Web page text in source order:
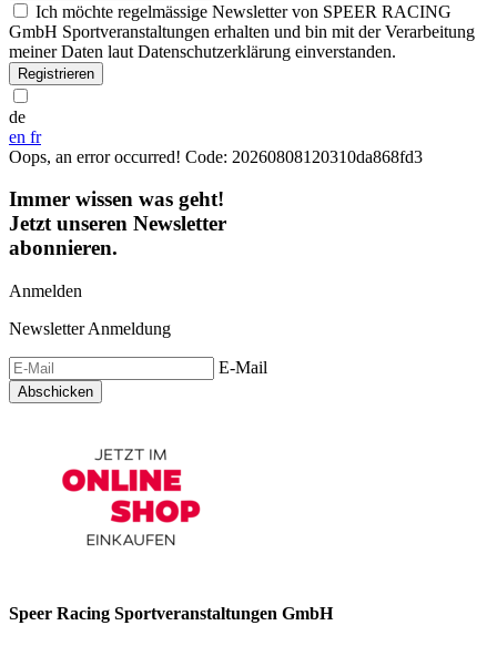
Ich möchte regelmässige Newsletter von SPEER RACING
GmbH Sportveranstaltungen erhalten und bin mit der Verarbeitung
meiner Daten laut Datenschutzerklärung einverstanden.
Registrieren
de
en fr
Oops, an error occurred! Code: 20260808120310da868fd3
Immer wissen was geht!
Jetzt unseren Newsletter
abonnieren.
Anmelden
Newsletter Anmeldung
E-Mail
Abschicken
Speer Racing Sportveranstaltungen GmbH